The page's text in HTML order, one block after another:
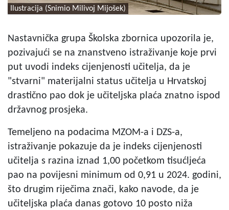
Ilustracija (Snimio Milivoj Mijošek)
Nastavnička grupa Školska zbornica upozorila je,
pozivajući se na znanstveno istraživanje koje prvi
put uvodi indeks cijenjenosti učitelja, da je
"stvarni" materijalni status učitelja u Hrvatskoj
drastično pao dok je učiteljska plaća znatno ispod
državnog prosjeka.
Temeljeno na podacima MZOM-a i DZS-a,
istraživanje pokazuje da je indeks cijenjenosti
učitelja s razina iznad 1,00 početkom tisućljeća
pao na povijesni minimum od 0,91 u 2024. godini,
što drugim riječima znači, kako navode, da je
učiteljska plaća danas gotovo 10 posto niža